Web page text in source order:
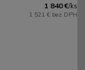
1 840 €/ks
1 521 € bez DPH